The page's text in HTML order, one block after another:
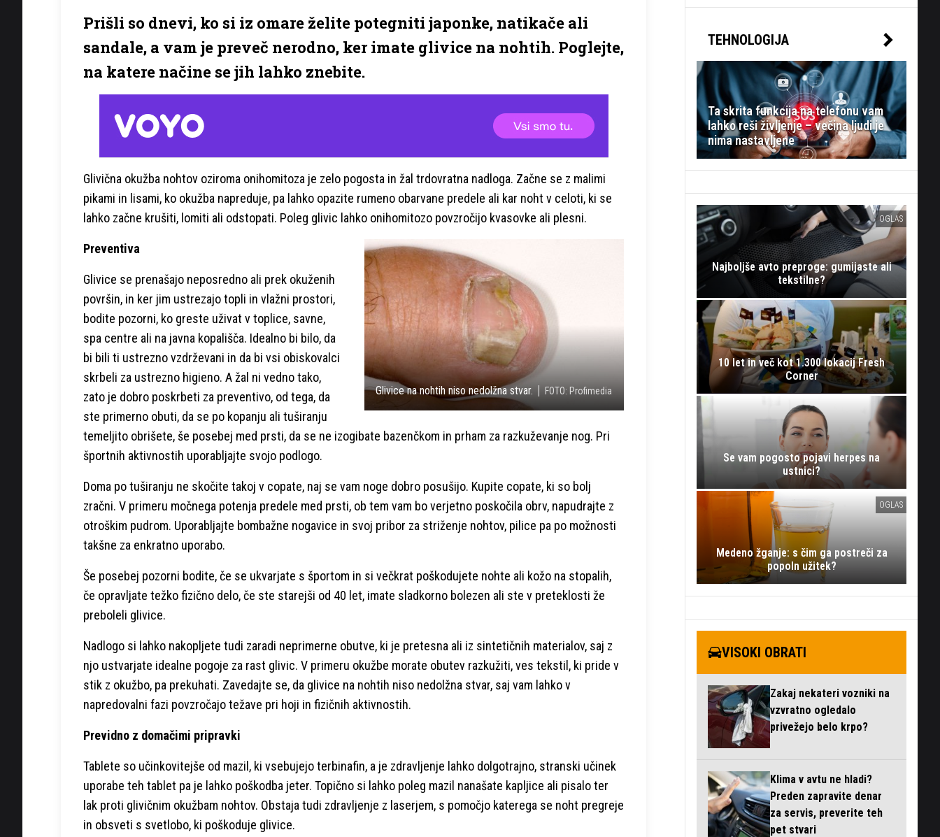
Prišli so dnevi, ko si iz omare želite potegniti japonke, natikače ali
sandale, a vam je preveč nerodno, ker imate glivice na nohtih. Poglejte,
na katere načine se jih lahko znebite.
Glivična okužba nohtov oziroma onihomitoza je zelo pogosta in žal trdovratna nadloga. Začne se z malimi
pikami in lisami, ko okužba napreduje, pa lahko opazite rumeno obarvane predele ali kar noht v celoti, ki se
lahko začne krušiti, lomiti ali odstopati. Poleg glivic lahko onihomitozo povzročijo kvasovke ali plesni.
Glivice na nohtih niso nedolžna stvar. FOTO: Profimedia
Preventiva
Glivice se prenašajo neposredno ali prek okuženih
površin, in ker jim ustrezajo topli in vlažni prostori,
bodite pozorni, ko greste uživat v toplice, savne,
spa centre ali na javna kopališča. Idealno bi bilo, da
bi bili ti ustrezno vzdrževani in da bi vsi obiskovalci
skrbeli za ustrezno higieno. A žal ni vedno tako,
zato je dobro poskrbeti za preventivo, od tega, da
ste primerno obuti, da se po kopanju ali tuširanju
temeljito obrišete, še posebej med prsti, da se ne izogibate bazenčkom in prham za razkuževanje nog. Pri
športnih aktivnostih uporabljajte svojo podlogo.
Doma po tuširanju ne skočite takoj v copate, naj se vam noge dobro posušijo. Kupite copate, ki so bolj
zračni. V primeru močnega potenja predele med prsti, ob tem vam bo verjetno poskočila obrv, napudrajte z
otroškim pudrom. Uporabljajte bombažne nogavice in svoj pribor za striženje nohtov, pilice pa po možnosti
takšne za enkratno uporabo.
Še posebej pozorni bodite, če se ukvarjate s športom in si večkrat poškodujete nohte ali kožo na stopalih,
če opravljate težko fizično delo, če ste starejši od 40 let, imate sladkorno bolezen ali ste v preteklosti že
preboleli glivice.
Nadlogo si lahko nakopljete tudi zaradi neprimerne obutve, ki je pretesna ali iz sintetičnih materialov, saj z
njo ustvarjate idealne pogoje za rast glivic. V primeru okužbe morate obutev razkužiti, ves tekstil, ki pride v
stik z okužbo, pa prekuhati. Zavedajte se, da glivice na nohtih niso nedolžna stvar, saj vam lahko v
napredovalni fazi povzročajo težave pri hoji in fizičnih aktivnostih.
Previdno z domačimi pripravki
Tablete so učinkovitejše od mazil, ki vsebujejo terbinafin, a je zdravljenje lahko dolgotrajno, stranski učinek
uporabe teh tablet pa je lahko poškodba jeter. Topično si lahko poleg mazil nanašate kapljice ali pisalo ter
lak proti glivičnim okužbam nohtov. Obstaja tudi zdravljenje z laserjem, s pomočjo katerega se noht pregreje
in obsveti s svetlobo, ki poškoduje glivice.
TEHNOLOGIJA
Ta skrita funkcija na telefonu vam
lahko reši življenje – večina ljudi je
nima nastavljene
OGLAS
Najboljše avto preproge: gumijaste ali
tekstilne?
10 let in več kot 1.300 lokacij Fresh
Corner
Se vam pogosto pojavi herpes na
ustnici?
OGLAS
Medeno žganje: s čim ga postreči za
popoln užitek?
VISOKI OBRATI
Zakaj nekateri vozniki na
vzvratno ogledalo
privežejo belo krpo?
Klima v avtu ne hladi?
Preden zapravite denar
za servis, preverite teh
pet stvari